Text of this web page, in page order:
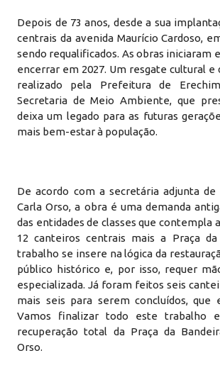
Depois de 73 anos, desde a sua
centrais da avenida Maurício Cardoso,
sendo requalificados. As obras iniciaram
encerrar em 2027. Um resgate cultural
realizado pela Prefeitura de
Secretaria de Meio Ambiente, que
deixa um legado para as futuras
mais bem-estar à população.
De acordo com a secretária adjunta
Carla Orso, a obra é uma demanda
das entidades de classes que contempla
12 canteiros centrais mais a Praça da
trabalho se insere na lógica da
público histórico e, por isso, requer
especializada. Já foram feitos seis
mais seis para serem concluídos, que
Vamos finalizar todo este trabalho
recuperação total da Praça da
Orso.